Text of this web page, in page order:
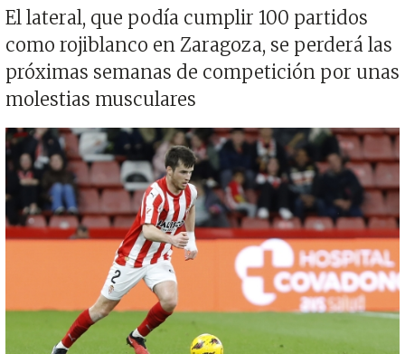
El lateral, que podía cumplir 100 partidos
como rojiblanco en Zaragoza, se perderá las
próximas semanas de competición por unas
molestias musculares
Imagen